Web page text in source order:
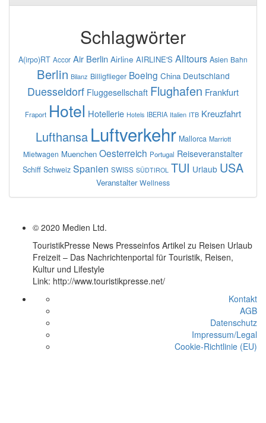
Schlagwörter
A(irpo)RT Accor Air Berlin Airline AIRLINE'S Alltours Asien Bahn
Berlin Bilanz Billigflieger Boeing China Deutschland
Duesseldorf Fluggesellschaft Flughafen Frankfurt
Fraport Hotel Hotellerie Hotels IBERIA Italien ITB Kreuzfahrt
Lufthansa Luftverkehr Mallorca Marriott
Mietwagen Muenchen Oesterreich Portugal Reiseveranstalter
Schiff Schweiz Spanien SWISS SÜDTIROL TUI Urlaub USA
Veranstalter Wellness
© 2020 Medien Ltd.
TouristikPresse News Presseinfos Artikel zu Reisen Urlaub
Freizeit – Das Nachrichtenportal für Touristik, Reisen,
Kultur und Lifestyle
Link: http://www.touristikpresse.net/
Kontakt
AGB
Datenschutz
Impressum/Legal
Cookie-Richtlinie (EU)